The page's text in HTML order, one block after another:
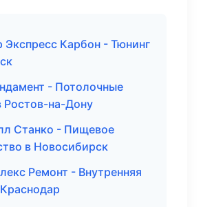
Экспресс Карбон - Тюнинг
- Потолочные
Ростов-на-Дону
Станко - Пищевое
в Новосибирск
Ремонт - Внутренняя